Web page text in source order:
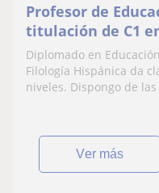
Profesor de
titulación de C1
en Inglés
Diplomado en
Filología Hispánica da
niveles. Dispongo de
ver más